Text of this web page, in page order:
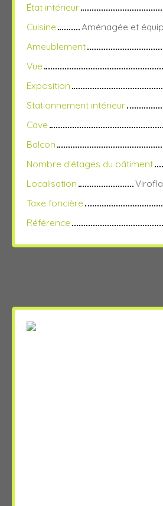
État intérieur
Cuisine
Aménagée et
Ameublement
Vue
Exposition
Stationnement intérieur
Cave
Balcon
Nombre d'étages du bâtiment
Localisation
Taxe foncière
Référence